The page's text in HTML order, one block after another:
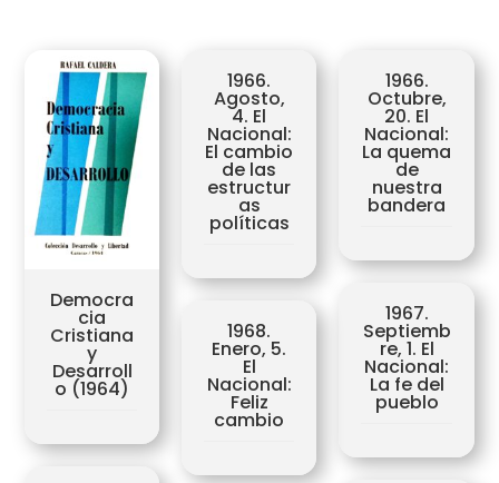
Democra
cia
Cristiana
y
Desarroll
o (1964)
1966.
Agosto,
4. El
Nacional:
El cambio
de las
estructur
as
políticas
1966.
Octubre,
20. El
Nacional:
La quema
de
nuestra
bandera
1967.
Septiemb
re, 1. El
Nacional:
La fe del
pueblo
1968.
Enero, 5.
El
Nacional:
Feliz
cambio